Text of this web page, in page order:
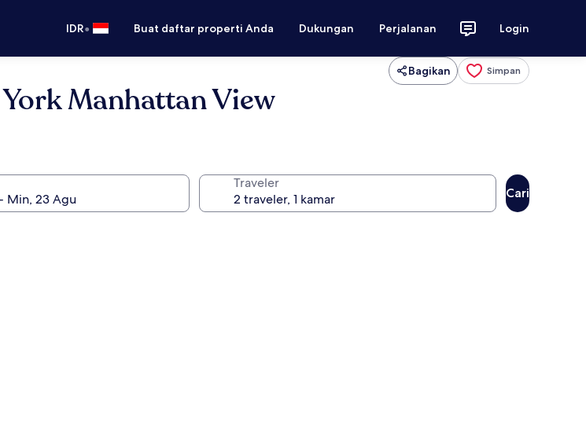
IDR• Buat daftar properti Anda Dukungan Perjalanan Login
Bagikan Simpan
Manhattan View
Traveler
Cari